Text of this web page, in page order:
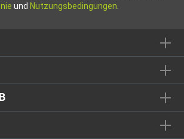
und Nutzungsbedingungen